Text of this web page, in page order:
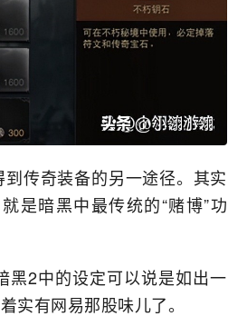
传奇装备的另一途径。其实
是暗黑中最传统的“赌博”功
黑2中的设定可以说是如出一
实有网易那股味儿了。